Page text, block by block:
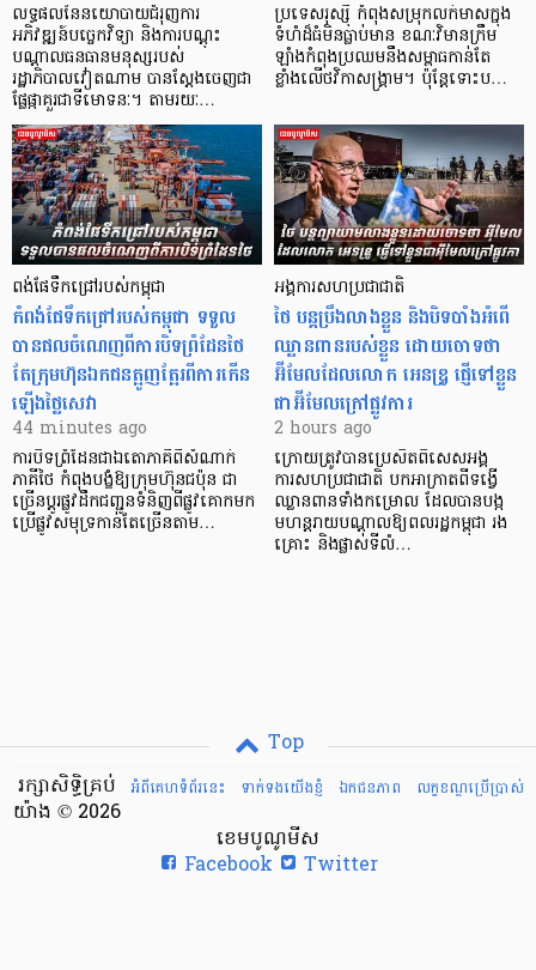
លទ្ធផលនៃនយោបាយជំរុញការ
អភិវឌ្ឍន៍បច្ចេកវិទ្យា និងការបណ្តុះ
បណ្តាលធនធានមនុស្សរបស់
រដ្ឋាភិបាលវៀតណាម បានស្តែងចេញជា
ផ្លែផ្កាគួរជាទីមោទនៈ។ តាមរយៈ…
ប្រទេសរុស្ស៊ី កំពុងសម្រុក​លក់មាសក្នុង
ទំហំដ៏ធំមិនធ្លាប់​មាន ខណៈវិមានក្រឹម
ឡាំងកំពុងប្រឈមនឹង​សម្ពាធកាន់តែ
ខ្លាំងលើថវិកាសង្គ្រាម។ ប៉ុន្តែទោះប…
ពង់ផែទឹកជ្រៅរបស់កម្ពុជា
កំពង់ផែទឹកជ្រៅរបស់​កម្ពុជា ទទួល​
បាន​ផលចំណេញពីការបិទព្រំដែនថៃ
តែក្រុមហ៊ុនឯកជនត្អូញត្អែរពីការកើន
ឡើងថ្លៃសេវា
44 minutes ago
ការបិទព្រំដែនជាឯតោភាគីពីសំណាក់
ភាគីថៃ កំពុងបង្ខំឱ្យក្រុមហ៊ុនជប៉ុន ជា
ច្រើនប្តូរផ្លូវដឹកជញ្ជូនទំនិញពីផ្លូវគោកមក
ប្រើផ្លូវសមុទ្រកាន់តែច្រើនតាម…
អង្គការសហប្រជាជាតិ
ថៃ បន្តប្រឹងលាងខ្លួន និងបិទបាំងអំពើ
ឈ្លានពានរបស់ខ្លួន ដោយចោទថា
អ៊ីមែលដែលលោក អេនឌ្រូ ផ្ញើទៅខ្លួន
ជាអ៊ីមែលក្រៅផ្លូវការ
2 hours ago
ក្រោយត្រូវបានប្រេសិតពិសេសអង្គ
ការសហប្រជាជាតិ បកអាក្រាតពីទង្វើ
ឈ្លានពានទាំងកម្រោល ដែលបានបង្ក
មហន្តរាយបណ្តាលឱ្យពលរដ្ឋកម្ពុជា រង
គ្រោះ និងផ្លាស់ទីលំ…
Top
អំពីគេហទំព័រនេះ
ទាក់ទងយើងខ្ញំ ឯកជនភាព លក្ខខណ្ឌ​ប្រើ​ប្រាស់
រក្សាសិទ្ធិគ្រប់
យ៉ាង © 2026
ខេមបូណូមីស
Facebook
Twitter